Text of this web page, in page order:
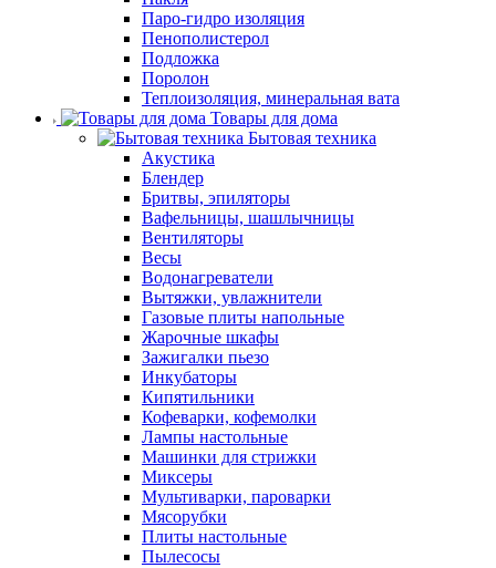
Паро-гидро изоляция
Пенополистерол
Подложка
Поролон
Теплоизоляция, минеральная вата
Товары для дома
Бытовая техника
Акустика
Блендер
Бритвы, эпиляторы
Вафельницы, шашлычницы
Вентиляторы
Весы
Водонагреватели
Вытяжки, увлажнители
Газовые плиты напольные
Жарочные шкафы
Зажигалки пьезо
Инкубаторы
Кипятильники
Кофеварки, кофемолки
Лампы настольные
Машинки для стрижки
Миксеры
Мультиварки, пароварки
Мясорубки
Плиты настольные
Пылесосы